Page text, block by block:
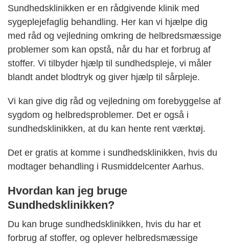
Sundhedsklinikken er en rådgivende klinik med
sygeplejefaglig behandling. Her kan vi hjælpe dig
med råd og vejledning omkring de helbredsmæssige
problemer som kan opstå, når du har et forbrug af
stoffer. Vi tilbyder hjælp til sundhedspleje, vi måler
blandt andet blodtryk og giver hjælp til sårpleje.
Vi kan give dig råd og vejledning om forebyggelse af
sygdom og helbredsproblemer. Det er også i
sundhedsklinikken, at du kan hente rent værktøj.
Det er gratis at komme i sundhedsklinikken, hvis du
modtager behandling i Rusmiddelcenter Aarhus.
Hvordan kan jeg bruge
Sundhedsklinikken?
Du kan bruge sundhedsklinikken, hvis du har et
forbrug af stoffer, og oplever helbredsmæssige